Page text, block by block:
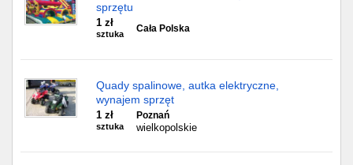
sprzętu
1 zł
sztuka
Cała Polska
Quady spalinowe, autka elektryczne,
wynajem sprzęt
1 zł
sztuka
Poznań
wielkopolskie